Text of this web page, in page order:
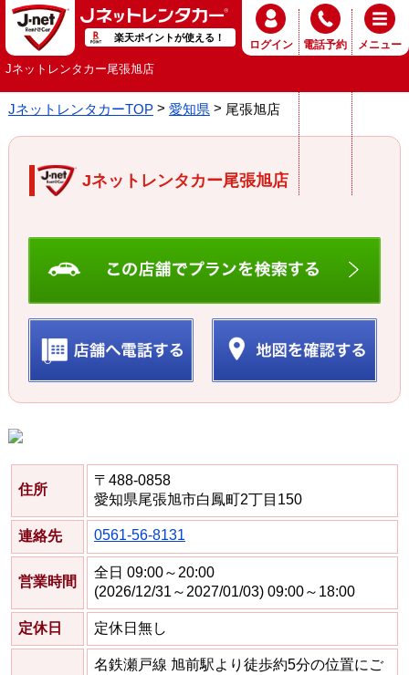
楽天ポイントが使える！
ログイン 電話予約 メニュー
Jネットレンタカー尾張旭店
JネットレンタカーTOP 愛知県 尾張旭店
Jネットレンタカー尾張旭店
住所
〒488-0858
愛知県尾張旭市白鳳町2丁目150
連絡先 0561-56-8131
営業時間
全日 09:00～20:00
(2026/12/31～2027/01/03) 09:00～18:00
定休日 定休日無し
名鉄瀬戸線 旭前駅より徒歩約5分の位置にご